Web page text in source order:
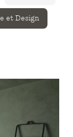
et Design